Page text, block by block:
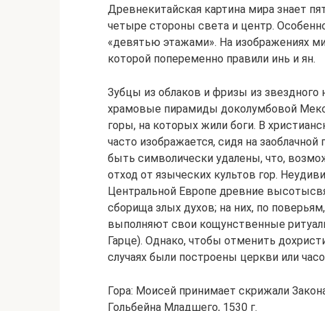
Древнекитайская картина мира знает
четыре стороны света и центр.
«девятью этажами». На изображениях
которой попеременно правили инь и ян.
Зубцы из облаков и фризы из звездного
храмовые пирамиды доколумбовой
горы, на которых жили боги. В
часто изображается, сидя на
быть символически удалены, что,
отход от языческих культов гор.
Центральной Европе древние
сборища злых духов; на них, по
выполняют свои кощунственные
Гарце). Однако, чтобы отменить
случаях были построены церкви или
Гора: Моисей принимает скрижали
Гольбейна Младшего, 1530 г.